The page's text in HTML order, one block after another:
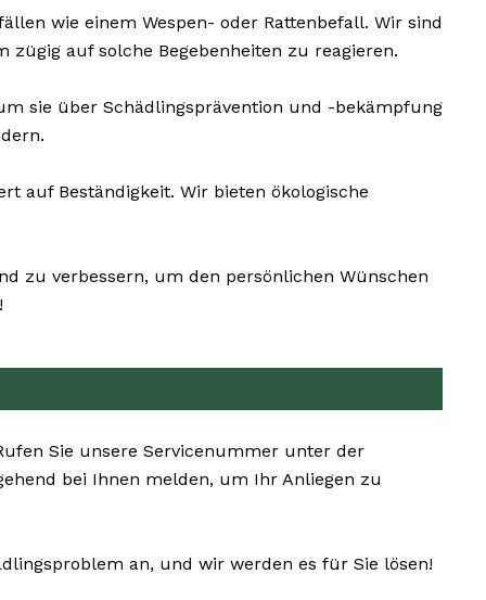
wie einem Wespen- oder Rattenbefall. Wir sind
auf solche Begebenheiten zu reagieren.
sie über Schädlingsprävention und -bekämpfung
auf Beständigkeit. Wir bieten ökologische
zu verbessern, um den persönlichen Wünschen
Sie unsere Servicenummer unter der
bei Ihnen melden, um Ihr Anliegen zu
an, und wir werden es für Sie lösen!